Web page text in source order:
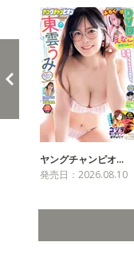
ヤングチャンピオ…
発売日：2026.08.10